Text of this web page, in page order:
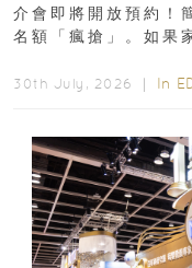
介會即將開放預約！
名額「瘋搶」。如果
30th July, 2026 ｜ In